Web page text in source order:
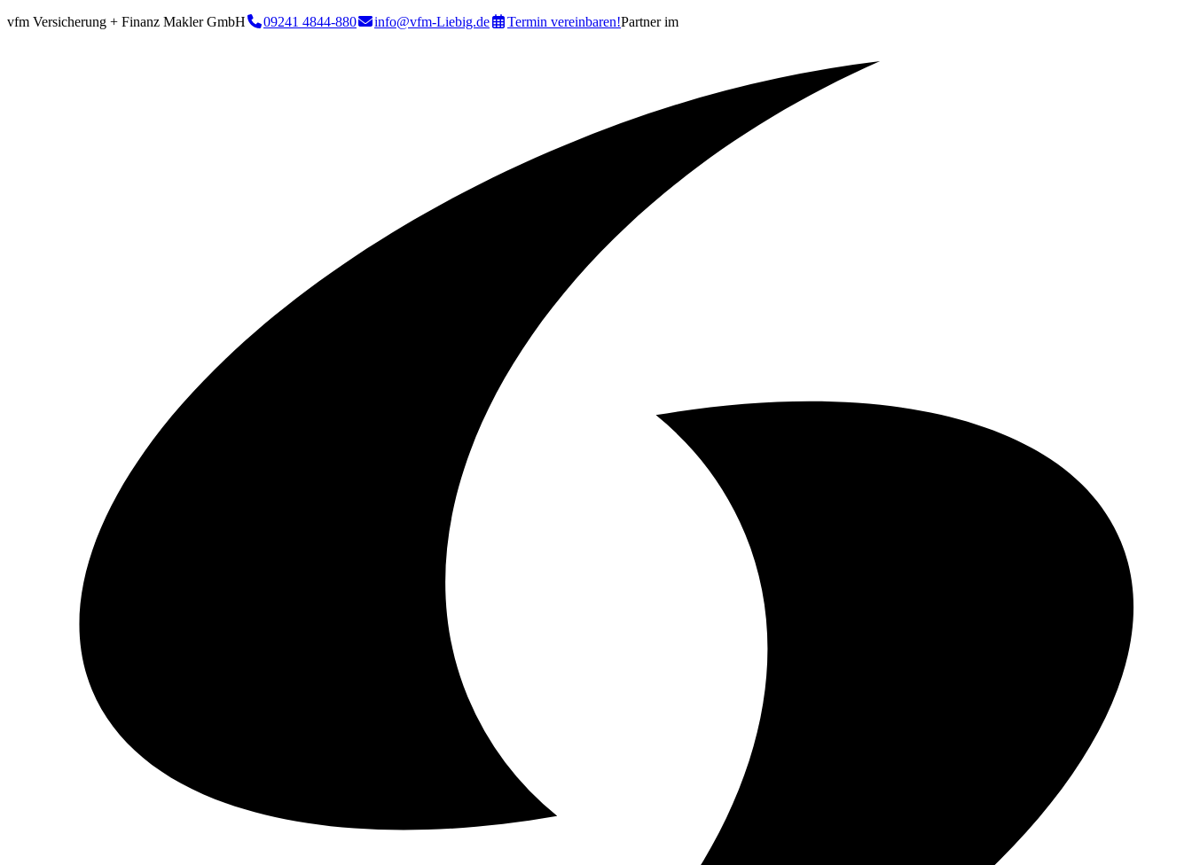
vfm Versicherung + Finanz Makler GmbH 09241 4844-880 info@vfm-Liebig.de Termin vereinbaren!Partner im